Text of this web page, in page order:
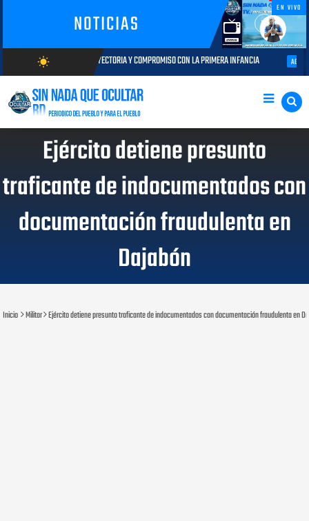
NOTICIAS
EN VIVO
wb_sunny
AGOSTO/10/2026
Y COMPROMISO CON LA PRIMERA INFANCIA AGOSTO 05, 2026 Autoridades
Ejército detiene presunto
traficante de indocumentados con
documentación fraudulenta en
Dajabón
Inicio Militar Ejército detiene presunto traficante de indocumentados con documentación fraudulenta en